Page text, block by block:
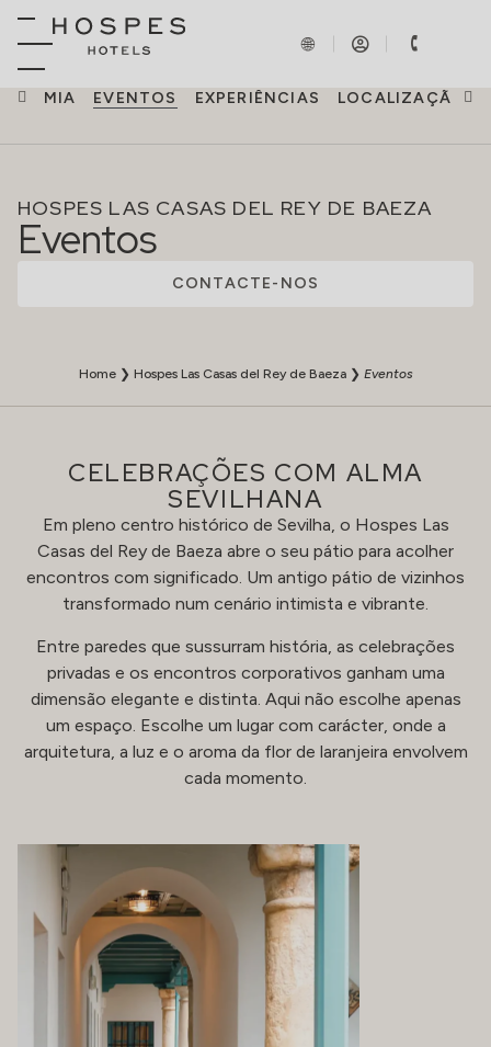
EVENTOS EXPERIÊNCIAS LOCALIZAÇÃO
HOSPES LAS CASAS DEL REY DE BAEZA
Eventos
CONTACTE-NOS
Home❯ Hospes Las Casas del Rey de Baeza❯ Eventos
CELEBRAÇÕES COM ALMA
SEVILHANA
Em pleno centro histórico de Sevilha, o Hospes Las
Casas del Rey de Baeza abre o seu pátio para acolher
encontros com significado. Um antigo pátio de vizinhos
transformado num cenário intimista e vibrante.
Entre paredes que sussurram história, as celebrações
privadas e os encontros corporativos ganham uma
dimensão elegante e distinta. Aqui não escolhe apenas
um espaço. Escolhe um lugar com carácter, onde a
arquitetura, a luz e o aroma da flor de laranjeira envolvem
cada momento.